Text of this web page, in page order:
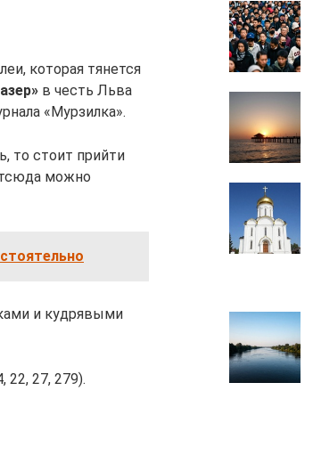
которая тянется
в честь Льва
«Мурзилка».
то стоит прийти
можно
и кудрявыми
27, 279).